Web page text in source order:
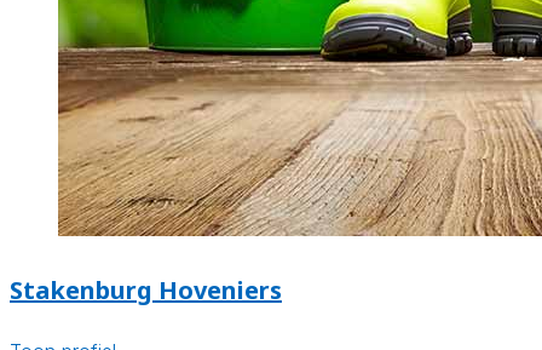
Stakenburg Hoveniers